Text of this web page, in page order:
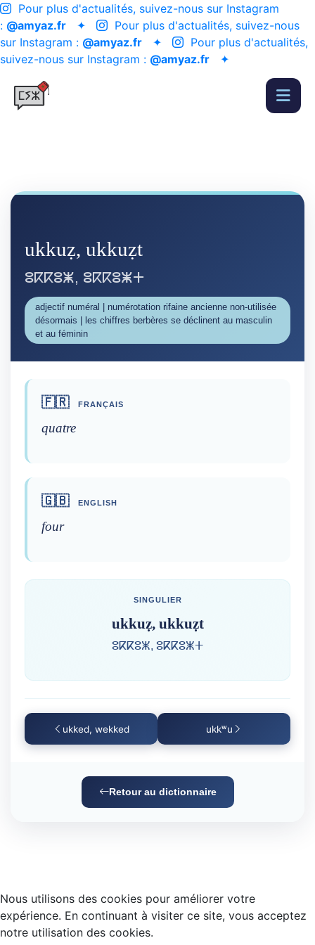
Pour plus d'actualités, suivez-nous sur Instagram
: @amyaz.fr ✦
Pour plus d'actualités, suivez-nous
sur Instagram : @amyaz.fr ✦
Pour plus d'actualités,
suivez-nous sur Instagram : @amyaz.fr ✦
ukkuẓ, ukkuẓt
ⵓⴽⴽⵓⵥ, ⵓⴽⴽⵓⵥⵜ
adjectif numéral | numérotation rifaine ancienne non-utilisée
désormais | les chiffres berbères se déclinent au masculin
et au féminin
🇫🇷 FRANÇAIS
quatre
🇬🇧 ENGLISH
four
SINGULIER
ukkuẓ, ukkuẓt
ⵓⴽⴽⵓⵥ, ⵓⴽⴽⵓⵥⵜ
ukked, wekked ukkʷu
Retour au dictionnaire
Nous utilisons des cookies pour améliorer votre
expérience. En continuant à visiter ce site, vous acceptez
notre utilisation des cookies.